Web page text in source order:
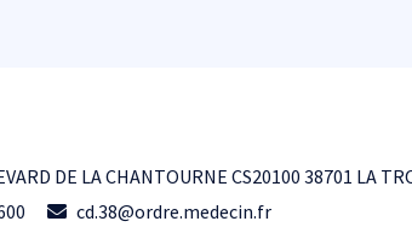
DE LA CHANTOURNE CS20100 38701 LA
cd.38@ordre.medecin.fr